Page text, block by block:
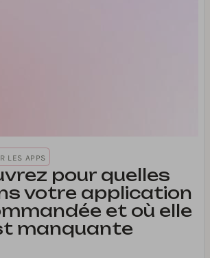
LES APPS
pour quelles
votre application
et où elle
manquante